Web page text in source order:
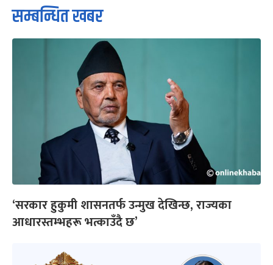
सम्बन्धित खबर
‘सरकार हुकुमी शासनतर्फ उन्मुख देखिन्छ, राज्यका
आधारस्तम्भहरू भत्काउँदै छ’